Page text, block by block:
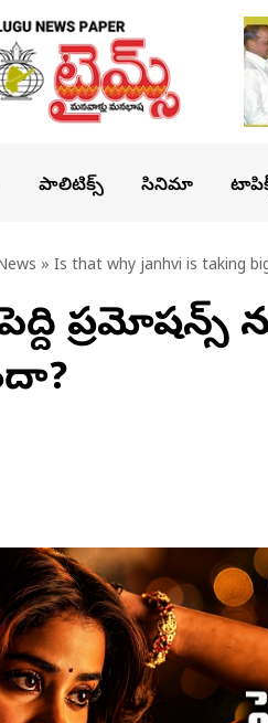
పాలిటిక్స్ సినిమా
» Is that why janhvi is taking
పెద్ది ప్ర‌మోష‌న్స్